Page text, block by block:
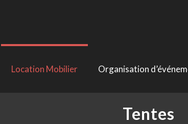
Location Mobilier Organisation
Tentes